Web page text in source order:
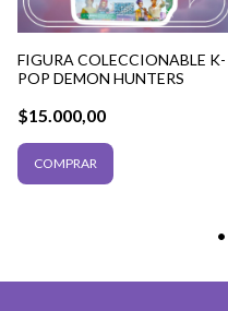
FIGURA COLECCIONABLE K-
POP DEMON HUNTERS
$15.000,00